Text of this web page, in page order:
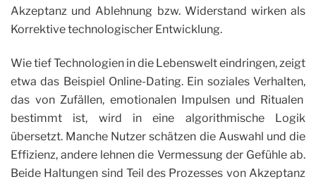
Akzeptanz und Ablehnung bzw. Widerstand wirken als
Korrektive technologischer Entwicklung.
Wie tief Technologien in die Lebenswelt eindringen, zeigt
etwa das Beispiel Online-Dating. Ein soziales Verhalten,
das von Zufällen, emotionalen Impulsen und Ritualen
bestimmt ist, wird in eine algorithmische Logik
übersetzt. Manche Nutzer schätzen die Auswahl und die
Effizienz, andere lehnen die Vermessung der Gefühle ab.
Beide Haltungen sind Teil des Prozesses von Akzeptanz